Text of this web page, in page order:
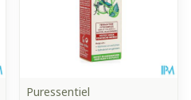
Puressentiel